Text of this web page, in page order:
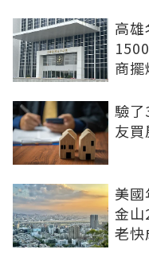
高
商擺
驗了
友
美
金
老快